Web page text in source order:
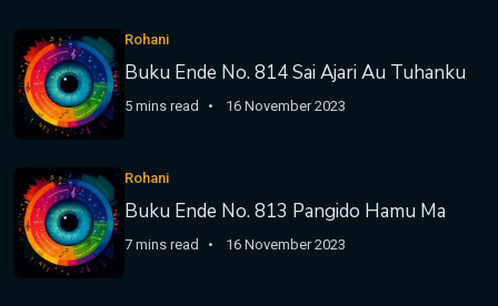
Rohani
Buku Ende No. 814 Sai Ajari Au Tuhanku
5 mins read 16 November 2023
Rohani
Buku Ende No. 813 Pangido Hamu Ma
7 mins read 16 November 2023